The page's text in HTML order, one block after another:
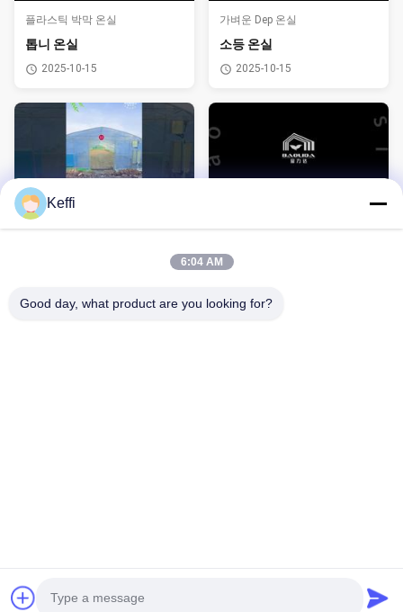
플라스틱 박막 온실
톱니 온실
2025-10-15
가벼운 Dep 온실
소등 온실
2025-10-15
플라스틱 박막 온실 연동온실
다중 범위 온실
© 2026 Sichuan Baolida Metal Pipe Fittings Manufacturing Co., Ltd.. All
Keffi
6:04 AM
Good day, what product are you looking for?